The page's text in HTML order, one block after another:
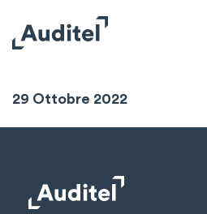
Sintesi
29 Ottobre 2022